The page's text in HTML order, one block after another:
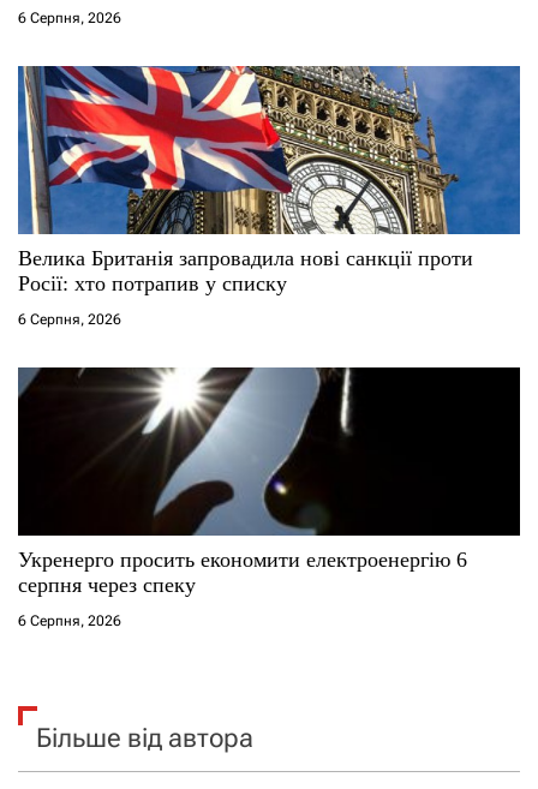
в
6 Серпня, 2026
Велика Британія запровадила нові санкції проти
Росії: хто потрапив у списку
6 Серпня, 2026
Укренерго просить економити електроенергію 6
серпня через спеку
6 Серпня, 2026
Більше від автора